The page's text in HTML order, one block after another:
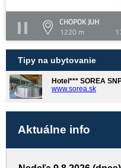
CHOPOK JUH
1220 m
Tipy na ubytovanie
Hotel*** SOREA
www.sorea.sk
Aktuálne info